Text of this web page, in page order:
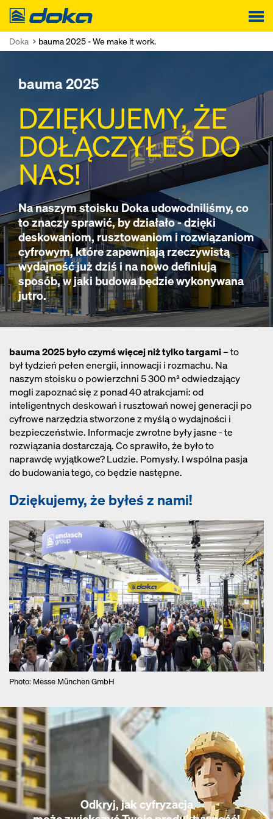
Doka
Doka bauma 2025 - We make it work.
bauma 2025
DZIĘKUJEMY, ŻE
DOŁĄCZYŁEŚ DO
NAS!
Na naszym stoisku Doka udowodniliśmy, co
to znaczy sprawić, by działało - dzięki
deskowaniom, rusztowaniom i rozwiązaniom
cyfrowym, które zapewniają rzeczywistą
wydajność już dziś i na nowo definiują
sposób, w jaki budowa będzie wykonywana
jutro.
bauma 2025 było czymś więcej niż tylko targami– to
był tydzień pełen energii, innowacji i rozmachu. Na
naszym stoisku o powierzchni 5 300 m² odwiedzający
mogli zapoznać się z ponad 40 atrakcjami: od
inteligentnych deskowań i rusztowań nowej generacji po
cyfrowe narzędzia stworzone z myślą o wydajności i
bezpieczeństwie. Informacje zwrotne były jasne - te
rozwiązania dostarczają. Co sprawiło, że było to
naprawdę wyjątkowe? Ludzie. Pomysły. I wspólna pasja
do budowania tego, co będzie następne.
Dziękujemy, że byłeś z nami!
Photo: Messe München GmbH
Odkryj, jak cyfryzacja